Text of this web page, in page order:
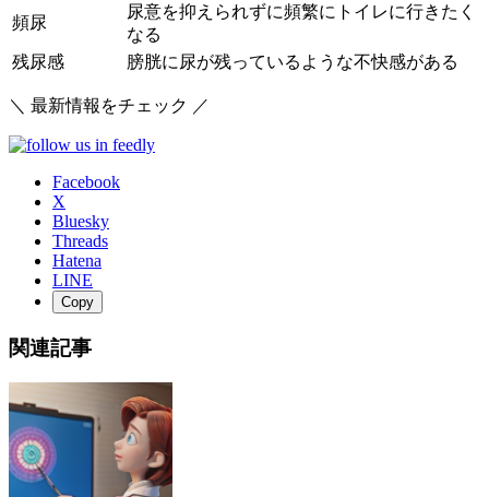
頻尿
尿意を抑えられずに頻繁にトイレに行きたく
なる
残尿感
膀胱に尿が残っているような不快感がある
＼ 最新情報をチェック ／
Facebook
X
Bluesky
Threads
Hatena
LINE
Copy
関連記事